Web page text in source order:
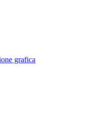
grafica